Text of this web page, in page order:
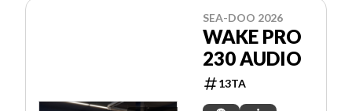
SEA-DOO 2026
WAKE PRO
230 AUDIO
13TA